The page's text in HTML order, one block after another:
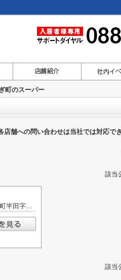
町のスーパー
舗への問い合わせは当社では対応でき
該当
徳島県美馬郡つるぎ町半田字田井
該当